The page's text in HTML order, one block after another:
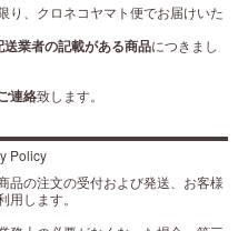
り、クロネコヤマト便でお届けいた
業者の記載がある商品につきまし
連絡致します。
Policy
品の注文の受付および発送、お客様
します。